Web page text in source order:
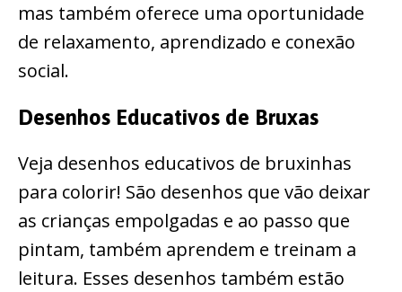
mas também oferece uma oportunidade
de relaxamento, aprendizado e conexão
social.
Desenhos Educativos de Bruxas
Veja desenhos educativos de bruxinhas
para colorir! São desenhos que vão deixar
as crianças empolgadas e ao passo que
pintam, também aprendem e treinam a
leitura. Esses desenhos também estão